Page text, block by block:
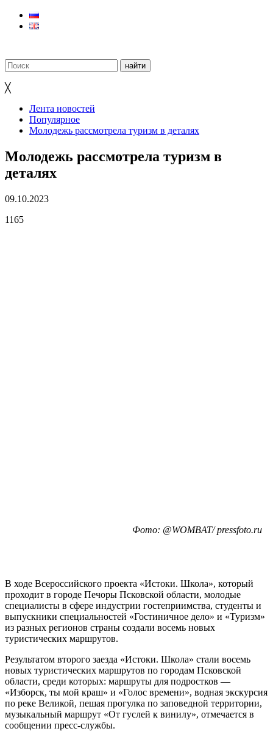
╳
Лента новостей
Популярное
Молодежь рассмотрела туризм в деталях
Молодежь рассмотрела туризм в
деталях
09.10.2023
1165
Фото: @WOMBAT/ pressfoto.ru
В ходе Всероссийского проекта «Истоки. Школа», который
проходит в городе Печоры Псковской области, молодые
специалисты в сфере индустрии гостеприимства, студенты и
выпускники специальностей «Гостиничное дело» и «Туризм»
из разных регионов страны создали восемь новых
туристических маршрутов.
Результатом второго заезда «Истоки. Школа» стали восемь
новых туристических маршрутов по городам Псковской
области, среди которых: маршруты для подростков —
«Изборск, ты мой краш» и «Голос времени», водная экскурсия
по реке Великой, пешая прогулка по заповедной территории,
музыкальный маршрут «От гуслей к винилу», отмечается в
сообщении пресс-службы.